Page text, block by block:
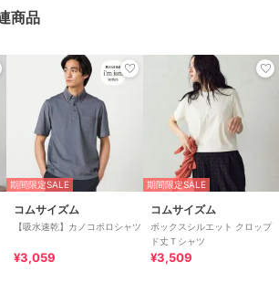
商品
期間限定SALE
コムサイズム
【吸水速乾】カノコポロシャツ
¥3,059
期間限定SALE
コムサイズム
ボックスシルエット クロップ
ド丈Ｔシャツ
¥3,509